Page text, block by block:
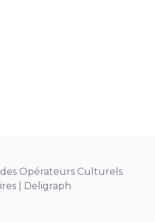
Opérateurs Culturels
| Deligraph